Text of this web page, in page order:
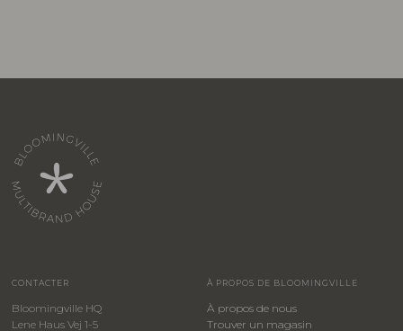
CONTACTER
Bloomingville HQ
Lene Haus Vej 1-5
À PROPOS DE BLOOMINGVILLE
À propos de nous
Trouver un magasin